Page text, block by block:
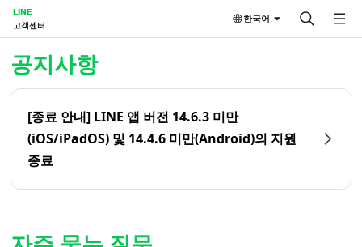
LINE
고객센터
한국어
공지사항
[종료 안내] LINE 앱 버전 14.6.3 미만
(iOS/iPadOS) 및 14.4.6 미만(Android)의 지원
종료